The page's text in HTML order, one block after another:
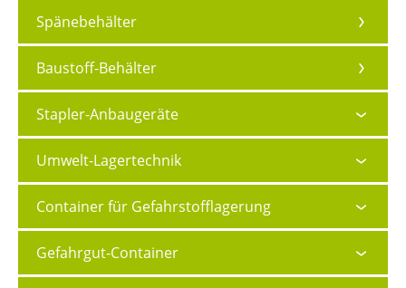
Spänebehälter
Baustoff-Behälter
Stapler-Anbaugeräte
Umwelt-Lagertechnik
Container für Gefahrstofflagerung
Gefahrgut-Container